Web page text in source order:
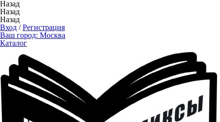
Назад
Назад
Назад
Вход /Регистрация
Ваш город: Москва
Каталог